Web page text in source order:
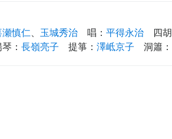
瀬慎仁 玉城秀治 唱 ： 平得永治 四胡
琴 ： 長嶺亮子 提箏 ： 澤岻京子 洞簫 ：